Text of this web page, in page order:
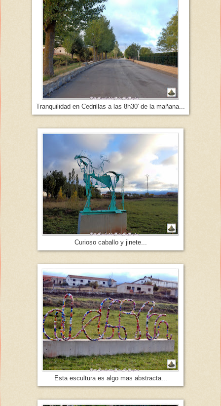
Tranquilidad en Cedrillas a las 8h30' de la mañana...
Curioso caballo y jinete...
Esta escultura es algo mas abstracta...